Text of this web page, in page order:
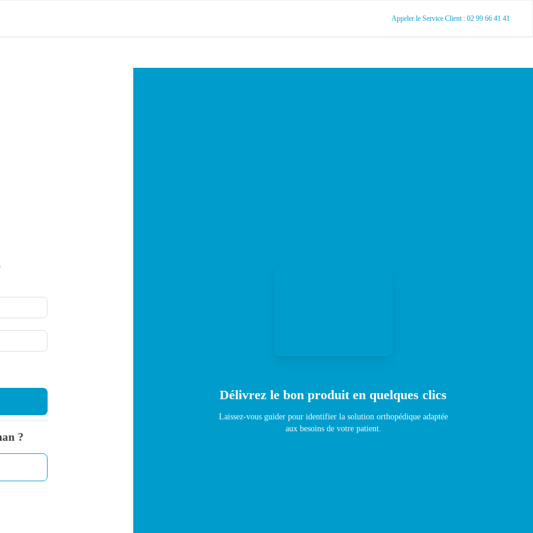
Appeler le Service Client : 02 99 66 41 41
?
Délivrez le bon produit en quelques clics
Laissez-vous guider pour identifier la solution orthopédique adaptée
aux besoins de votre patient.